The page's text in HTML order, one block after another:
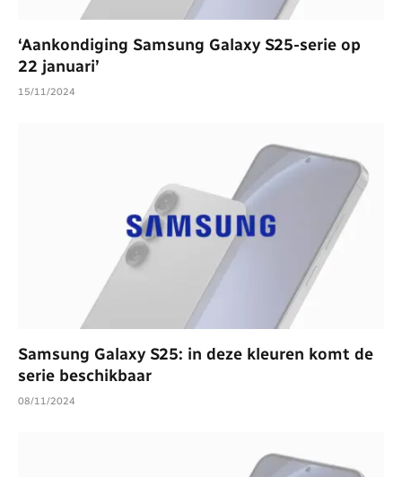
‘Aankondiging Samsung Galaxy S25-serie op
22 januari’
15/11/2024
Samsung Galaxy S25: in deze kleuren komt de
serie beschikbaar
08/11/2024